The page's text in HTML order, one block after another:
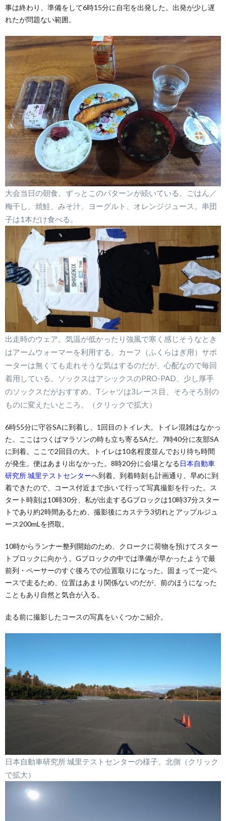
事は終わり、準備をして6時15分に自宅を出発した。出発が少し遅
れたが問題ない範囲。
大会当日の朝食。ずっとこのパターンが続いている。ごはん／
梅干し、焼鮭、みそ汁、ヨーグルト、オレンジジュース。串団
子は1本だけ食べる。
出走時のウェア。気温が低かったり強風で寒く感じそうなとき
はアームウォーマーを利用する。カーフ（ふくらはぎ用）サポ
ーターは無くても走れそうな気はするのだが、心配なので毎回
着用している。ソックスはアシックスのPRO-PAD、少し厚手
のソックスだがおすすめ。Tシャツは3レース目、そろそろ別の
ものに変えたいところ。（クリックで拡大）
6時55分に守谷SAに到着し、1回目のトイレ大。トイレ混雑はなかっ
た。ここはつくばマラソンの時も立ち寄るSAだ。7時40分に友部SA
に到着。ここで2回目の大。トイレは10名程度並んでおり待ち時間
が発生。便はあまり出なかった。8時20分に会場となる日本自動車
研究所 城里テストセンターへ到着。到着時刻も計画通り。早めに到
着できたので、コース付近まで歩いて行って写真撮影を行った。ス
タート時刻は10時30分、私が出走するGブロックは10時37分スター
トであり約2時間あるため、撮影後にカステラ3切れとアップルジュ
ース200mLを摂取。
10時からランナー整列開始のため、クロークに荷物を預けてスター
トブロックに向かう。Gブロックの中では準備が早かったようで最
前列・ペーサーのすぐ後ろでの位置取りになった。固まって一定ペ
ースで走るため、位置はあまり関係ないのだが、前のほうになった
こともあり自然と気合が入る。
走る前に撮影したコースの写真をいくつかご紹介。
日本自動車研究所 城里テストセンターの様子。北側（クリック
で拡大）